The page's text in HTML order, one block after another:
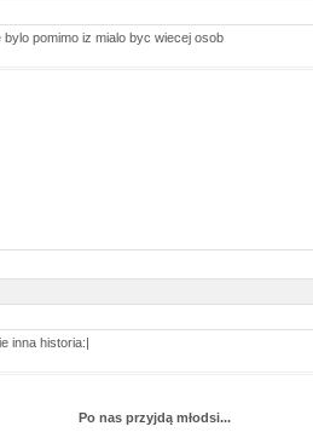
pomimo iz mialo byc wiecej osob
inna historia:|
Po nas przyjdą młodsi...